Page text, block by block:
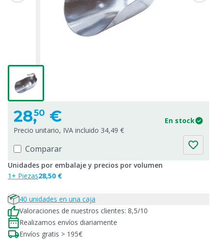
28,50 €
En stock
Precio unitario, IVA incluido 34,49 €
Comparar
Unidades por embalaje y precios por volumen
1+ Piezas28,50 €
40 unidades en una caja
Valoraciones de nuestros clientes: 8,5/10
Realizamos envíos diariamente
Envíos gratis > 195€